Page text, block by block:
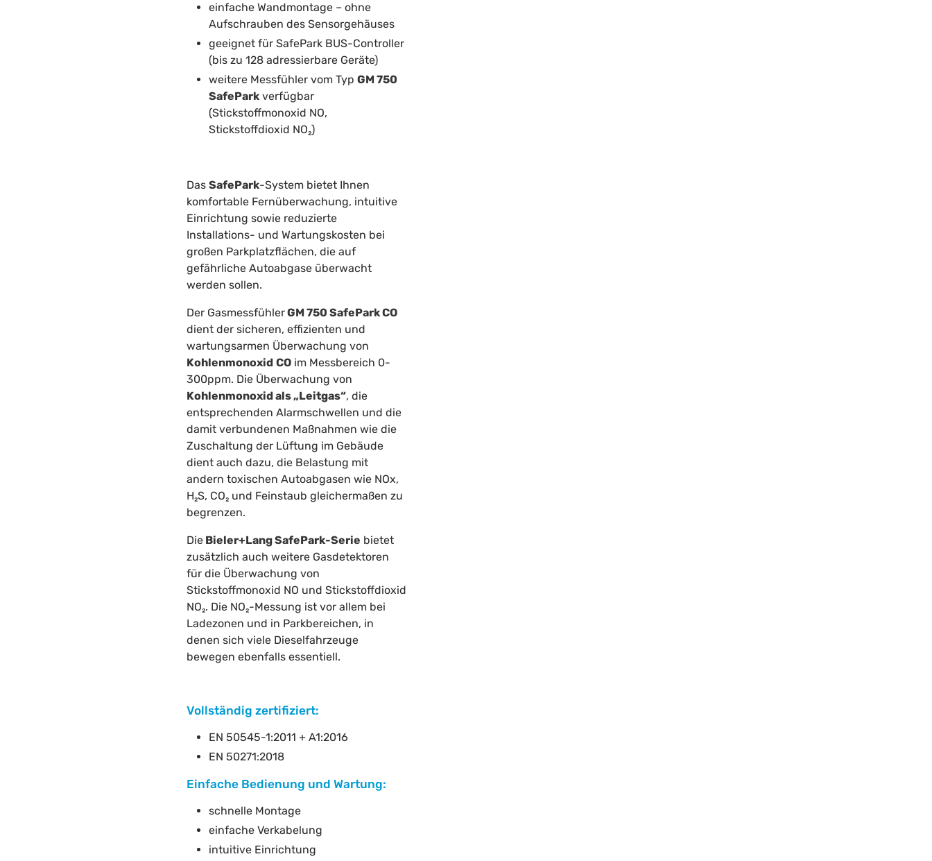
einfache Wandmontage – ohne
Aufschrauben des Sensorgehäuses
geeignet für SafePark BUS-Controller
(bis zu 128 adressierbare Geräte)
weitere Messfühler vom Typ GM 750
SafeParkverfügbar
(Stickstoffmonoxid NO,
Stickstoffdioxid NO₂)
Das SafePark-System bietet Ihnen
komfortable Fernüberwachung, intuitive
Einrichtung sowie reduzierte
Installations- und Wartungskosten bei
großen Parkplatzflächen, die auf
gefährliche Autoabgase überwacht
werden sollen.
Der GasmessfühlerGM 750 SafePark CO
dient der sicheren, effizienten und
wartungsarmen Überwachung von
Kohlenmonoxid COim Messbereich 0-
300ppm. Die Überwachung von
Kohlenmonoxid als „Leitgas“, die
entsprechenden Alarmschwellen und die
damit verbundenen Maßnahmen wie die
Zuschaltung der Lüftung im Gebäude
dient auch dazu, die Belastung mit
andern toxischen Autoabgasen wie NOx,
H₂S, CO₂ und Feinstaub gleichermaßen zu
begrenzen.
DieBieler+Lang SafePark-Serie bietet
zusätzlich auch weitere Gasdetektoren
für die Überwachung von
Stickstoffmonoxid NO und Stickstoffdioxid
NO₂. Die NO₂-Messung ist vor allem bei
Ladezonen und in Parkbereichen, in
denen sich viele Dieselfahrzeuge
bewegen ebenfalls essentiell.
Vollständig zertifiziert:
EN 50545-1:2011 + A1:2016
EN 50271:2018
Einfache Bedienung und Wartung:
schnelle Montage
einfache Verkabelung
intuitive Einrichtung